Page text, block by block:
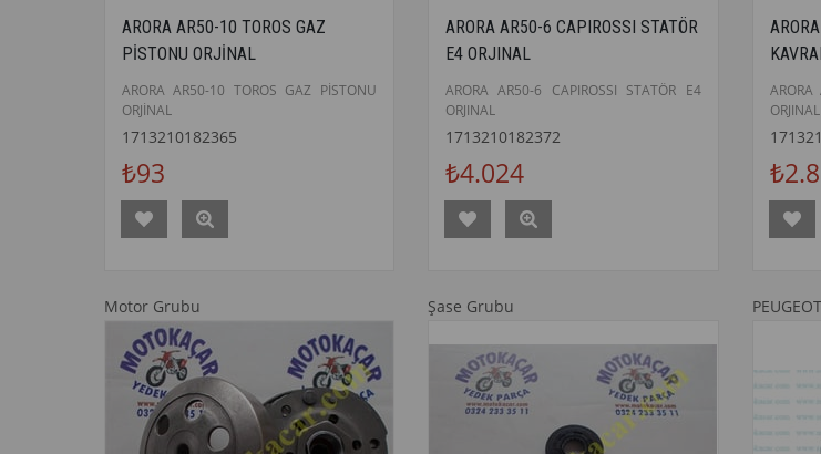
ARORA AR50-10 TOROS GAZ
PİSTONU ORJİNAL
ARORA AR50-10 TOROS GAZ PİSTONU
ORJİNAL
1713210182365
₺93
ARORA AR50-6 CAPIROSSI STATÖR
E4 ORJINAL
ARORA AR50-6 CAPIROSSI STATÖR E4
ORJINAL
1713210182372
₺4.024
ARORA
ORJINAL
Motor Grubu Şase Grubu PEUGEOT